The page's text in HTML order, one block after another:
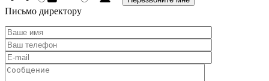
Письмо директору